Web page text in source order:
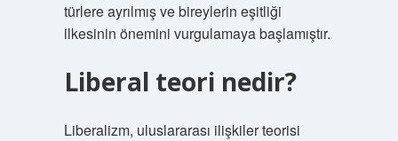
türlere ayrılmış ve bireylerin eşitliği
ilkesinin önemini vurgulamaya başlamıştır.
Liberal teori nedir?
Liberalizm, uluslararası ilişkiler teorisi